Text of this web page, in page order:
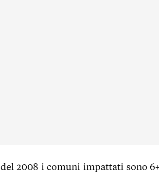
2008 i comuni impattati sono